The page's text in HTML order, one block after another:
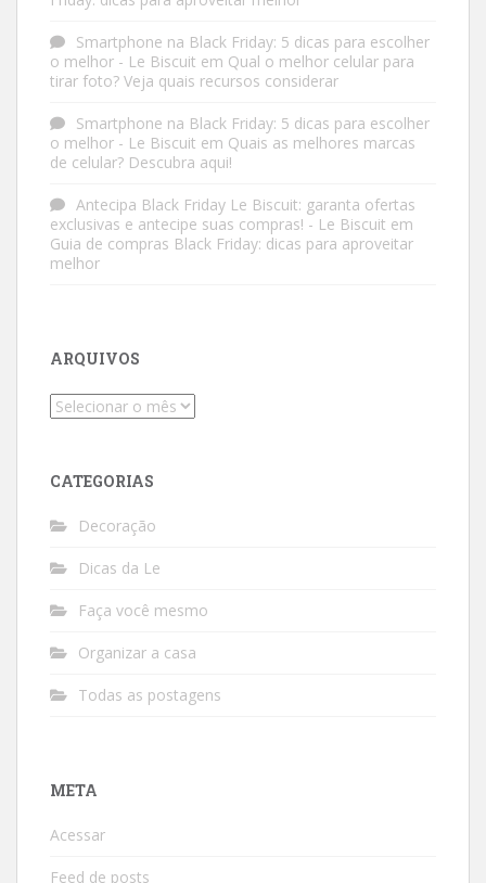
Smartphone na Black Friday: 5 dicas para escolher
o melhor - Le Biscuit em Qual o melhor celular para
tirar foto? Veja quais recursos considerar
Smartphone na Black Friday: 5 dicas para escolher
o melhor - Le Biscuit em Quais as melhores marcas
de celular? Descubra aqui!
Antecipa Black Friday Le Biscuit: garanta ofertas
exclusivas e antecipe suas compras! - Le Biscuit em
Guia de compras Black Friday: dicas para aproveitar
melhor
ARQUIVOS
Arquivos
CATEGORIAS
Decoração
Dicas da Le
Faça você mesmo
Organizar a casa
Todas as postagens
META
Acessar
Feed de posts